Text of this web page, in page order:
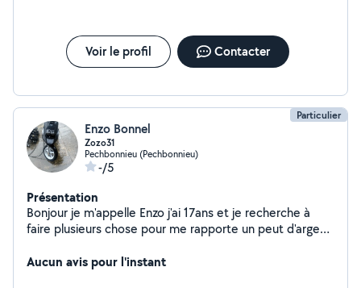
Voir le profil Contacter
Particulier
Enzo Bonnel
Zozo31
Pechbonnieu (Pechbonnieu)
-/5
Présentation
Bonjour je m'appelle Enzo j'ai 17ans et je recherche à
faire plusieurs chose pour me rapporte un peut d'argent
promener les animaux je peut faire un peut de tout
Aucun avis pour l'instant